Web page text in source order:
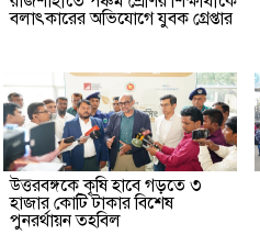
বলাৎকারের অভিযোগে যুবক গ্রেপ্তার
উত্তরবঙ্গকে কৃষি হাবে গড়তে ৩
হাজার কোটি টাকার বিশেষ
পুনরর্থায়ন তহবিল